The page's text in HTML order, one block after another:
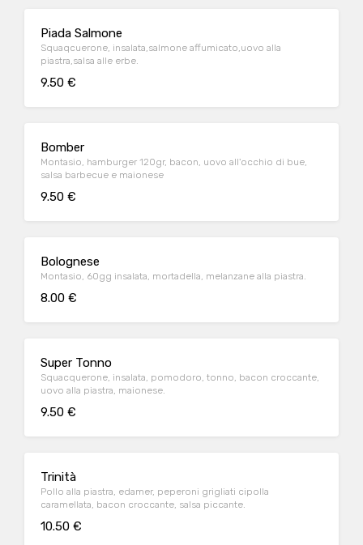
Piada Salmone
Squaqcuerone, insalata,salmone affumicato,uovo alla
piastra,salsa alle erbe.
9.50 €
Bomber
Montasio, hamburger 120gr, bacon, uovo all'occhio di bue,
salsa barbecue e maionese
9.50 €
Bolognese
Montasio, 60gg insalata, mortadella, melanzane alla piastra.
8.00 €
Super Tonno
Squacquerone, insalata, pomodoro, tonno, bacon croccante,
uovo alla piastra, maionese.
9.50 €
Trinità
Pollo alla piastra, edamer, peperoni grigliati cipolla
caramellata, bacon croccante, salsa piccante.
10.50 €